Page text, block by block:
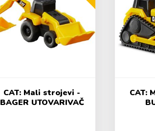
CAT: Mali strojevi -
BAGER UTOVARIVAČ
CAT: